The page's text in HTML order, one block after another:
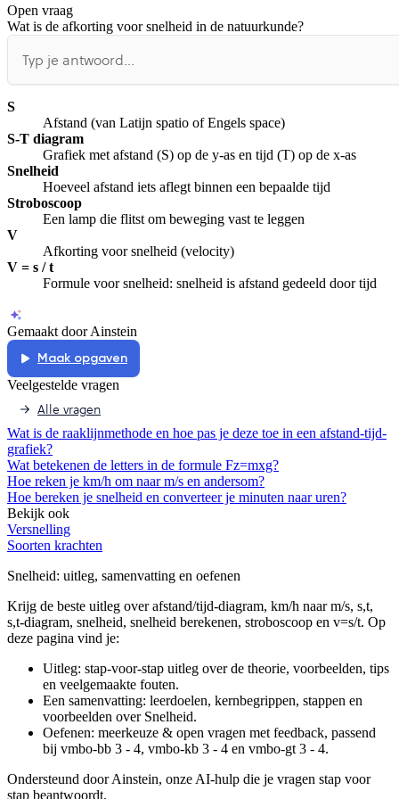
De uitleg gaat te langzaam
Open vraag
Wat is de afkorting voor snelheid in de natuurkunde?
S
Afstand (van Latijn spatio of Engels space)
S-T diagram
Grafiek met afstand (S) op de y-as en tijd (T) op de x-as
Snelheid
Hoeveel afstand iets aflegt binnen een bepaalde tijd
Stroboscoop
Een lamp die flitst om beweging vast te leggen
V
Afkorting voor snelheid (velocity)
V = s / t
Formule voor snelheid: snelheid is afstand gedeeld door tijd
Gemaakt door Ainstein
Maak opgaven
Veelgestelde vragen
Alle vragen
Wat is de raaklijnmethode en hoe pas je deze toe in een afstand-tijd-
grafiek?
Wat betekenen de letters in de formule Fz=mxg?
Hoe reken je km/h om naar m/s en andersom?
Hoe bereken je snelheid en converteer je minuten naar uren?
Bekijk ook
Versnelling
Soorten krachten
Snelheid: uitleg, samenvatting en oefenen
Krijg de beste uitleg over afstand/tijd-diagram, km/h naar m/s, s,t,
s,t-diagram, snelheid, snelheid berekenen, stroboscoop en v=s/t. Op
deze pagina vind je:
Uitleg: stap-voor-stap uitleg over de theorie, voorbeelden, tips
en veelgemaakte fouten.
Een samenvatting: leerdoelen, kernbegrippen, stappen en
voorbeelden over Snelheid.
Oefenen: meerkeuze & open vragen met feedback, passend
bij vmbo-bb 3 - 4, vmbo-kb 3 - 4 en vmbo-gt 3 - 4.
Ondersteund door Ainstein, onze AI-hulp die je vragen stap voor
stap beantwoordt.